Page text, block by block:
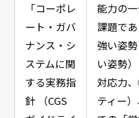
「コーポレ
ート・ガバ
ナンス・シ
ステムに関
する実務指
針 （CGS
能力の
課題で
強い姿
い姿勢
対応力
ティー